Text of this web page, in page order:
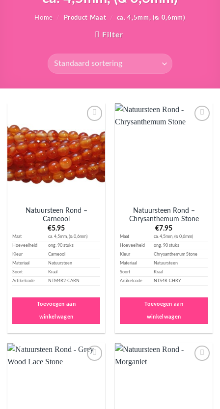
Home / Product Maat / ca. 4,5mm, (ᴓ 0,6mm)
Filter
verlanglijst
toevoegen
Natuursteen Rond –
Carneool
€5.95
Maat
ca. 4,5mm, (ᴓ 0,6mm)
Hoeveelheid
ong. 90 stuks
Kleur
Carneool
Materiaal
Natuursteen
Soort
Kraal
Artikelcode
NTM4R2-CARN
Toevoegen aan
winkelwagen
Natuursteen Rond –
Chrysanthemum Stone
€7.95
Maat
ca. 4,5mm, (ᴓ 0,6mm)
Hoeveelheid
ong. 90 stuks
Kleur
Chrysanthemum Stone
Materiaal
Natuursteen
Soort
Kraal
Artikelcode
NTS4R-CHRY
Toevoegen aan
winkelwagen